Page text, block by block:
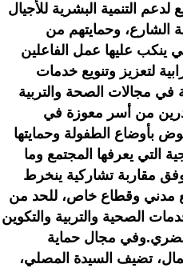
2019-2023 برنامجها الرابع لدعم التنمية البشرية للأجيال
الشارع، وحمايتهم من
ينكب عليها عمل الفاعلين
لتعزيز وتنويع خدمات
في مجالات الصحة والتربية
من أسر معوزة في
بأوضاع الطفولة وحمايتها
التي يعرفها المجتمع وما
مقاربة تشاركية ينخرط
مدني وقطاع خاص، للحد من
الصحية والتربية والتكوين
مجال حماية
تضيف السيدة المصلي،